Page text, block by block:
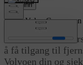
Logg inn
Koble Volvo Cars-
Last ned Volvo
å få tilgang til
Volvoen din og